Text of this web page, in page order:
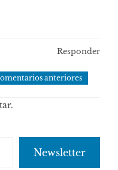
Responder
anteriores
Newsletter